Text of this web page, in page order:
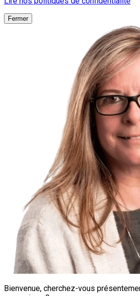
Fermer
Bienvenue, cherchez-vous